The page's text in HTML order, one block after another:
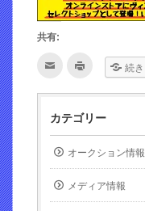
共有:
ク
て
友
メ
ー
ル
で
送
信
ク
て
印
し
い
ウ
ィ
ン
ド
続き
カテゴリー
オークション情報
メディア情報